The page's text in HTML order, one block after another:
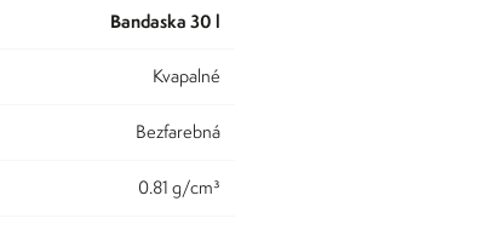
bandaska 30 l
kvapalné
bezfarebná
0.81 g/cm³